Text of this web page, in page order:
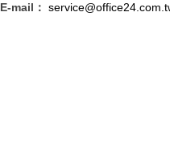
E-mail：